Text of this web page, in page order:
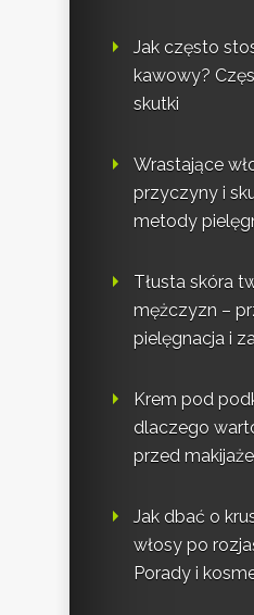
Jak często
kawowy?
skutki
Wrastające
przyczyny i
metody
Tłusta skóra
mężczyzn –
pielęgnacja i
Krem pod
dlaczego
przed
Jak dbać o
włosy po
Porady i